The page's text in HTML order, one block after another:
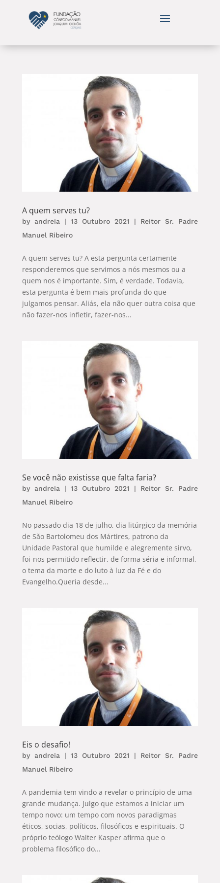
A quem serves tu?
by andreia| 13 Outubro 2021 | Reitor Sr. Padre
Manuel Ribeiro
A quem serves tu? A esta pergunta certamente
responderemos que servimos a nós mesmos ou a
quem nos é importante. Sim, é verdade. Todavia,
esta pergunta é bem mais profunda do que
julgamos pensar. Aliás, ela não quer outra coisa que
não fazer-nos infletir, fazer-nos...
Se você não existisse que falta faria?
by andreia| 13 Outubro 2021 | Reitor Sr. Padre
Manuel Ribeiro
No passado dia 18 de julho, dia litúrgico da memória
de São Bartolomeu dos Mártires, patrono da
Unidade Pastoral que humilde e alegremente sirvo,
foi-nos permitido reflectir, de forma séria e informal,
o tema da morte e do luto à luz da Fé e do
Evangelho.Queria desde...
Eis o desafio!
by andreia| 13 Outubro 2021 | Reitor Sr. Padre
Manuel Ribeiro
A pandemia tem vindo a revelar o princípio de uma
grande mudança. Julgo que estamos a iniciar um
tempo novo: um tempo com novos paradigmas
éticos, socias, políticos, filosóficos e espirituais. O
próprio teólogo Walter Kasper afirma que o
problema filosófico do...